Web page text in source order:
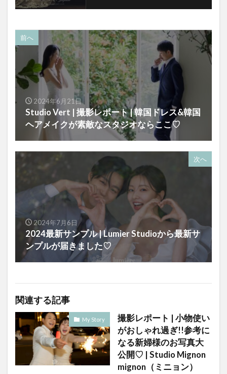
前へ
2024年6月21日
Studio Vert | 撮影レポート | 韓国ドレス&韓国
ヘアメイクが素敵なスタジオならここ♡
次へ
2024年7月6日
2024最新サンプル | Lumier Studioから最新サ
ンプルが届きました♡
関連する記事
My Story
撮影レポート | 小物使い
がおしゃれ過ぎ!!参考に
なる新婦様のお写真大
公開♡ | Studio Mignon
mignon（ミニョン）